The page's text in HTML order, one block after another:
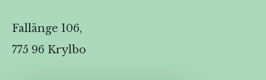
Fallänge 106,
775 96 Krylbo